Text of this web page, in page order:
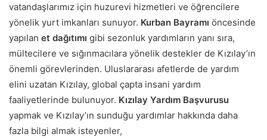
vatandaşlarımız için huzurevi hizmetleri ve öğrencilere
yönelik yurt imkanları sunuyor. Kurban Bayramı öncesinde
yapılan et dağıtımı gibi sezonluk yardımların yanı sıra,
mültecilere ve sığınmacılara yönelik destekler de Kızılay’ın
önemli görevlerinden. Uluslararası afetlerde de yardım
elini uzatan Kızılay, global çapta insani yardım
faaliyetlerinde bulunuyor. Kızılay Yardım Başvurusu
yapmak ve Kızılay’ın sunduğu yardımlar hakkında daha
fazla bilgi almak isteyenler,